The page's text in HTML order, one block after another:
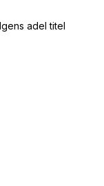
adel titel